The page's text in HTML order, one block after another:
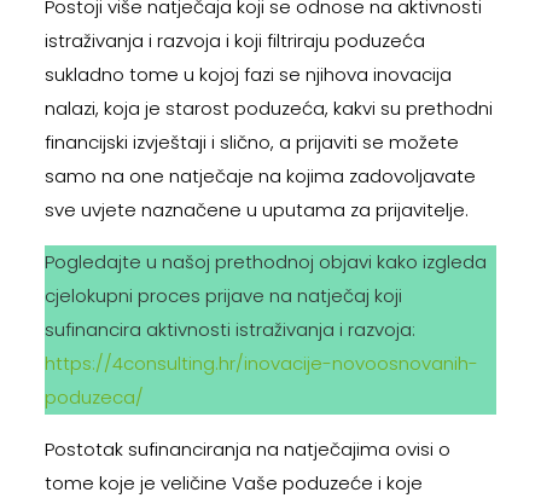
Postoji više natječaja koji se odnose na aktivnosti
istraživanja i razvoja i koji filtriraju poduzeća
sukladno tome u kojoj fazi se njihova inovacija
nalazi, koja je starost poduzeća, kakvi su prethodni
financijski izvještaji i slično, a prijaviti se možete
samo na one natječaje na kojima zadovoljavate
sve uvjete naznačene u uputama za prijavitelje.
Pogledajte u našoj prethodnoj objavi kako izgleda
cjelokupni proces prijave na natječaj koji
sufinancira aktivnosti istraživanja i razvoja:
https://4consulting.hr/inovacije-novoosnovanih-
poduzeca/
Postotak sufinanciranja na natječajima ovisi o
tome koje je veličine Vaše poduzeće i koje